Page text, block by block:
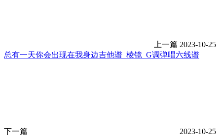
上一篇 2023-10-25
总有一天你会出现在我身边吉他谱_棱镜_G调弹唱六线谱
下一篇 2023-10-25